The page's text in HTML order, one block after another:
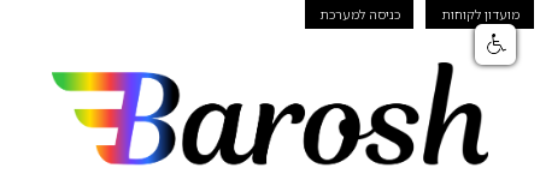
מועדון לקוחות כניסה למערכת